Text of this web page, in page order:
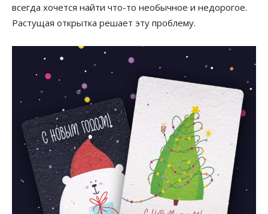
всегда хочется найти что-то необычное и недорогое.
Растущая открытка решает эту проблему.